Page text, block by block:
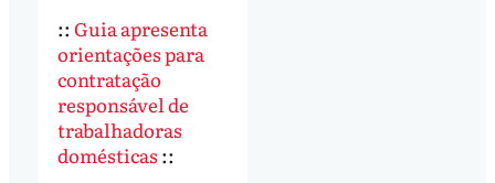
:: Guia apresenta
orientações para
contratação
responsável de
trabalhadoras
domésticas ::